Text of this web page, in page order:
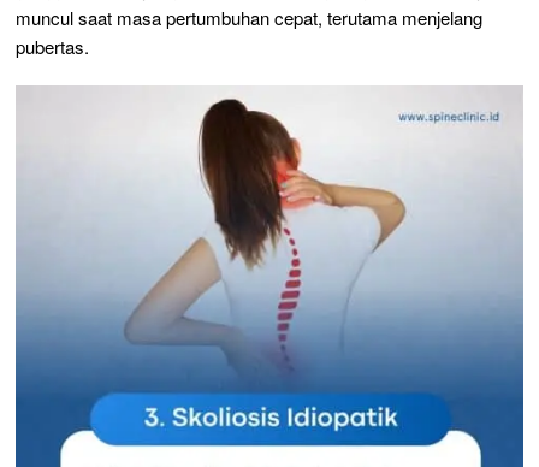
muncul saat masa pertumbuhan cepat, terutama menjelang
pubertas.